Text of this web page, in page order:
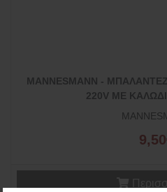
MANNESMANN -
220V ΜΕ